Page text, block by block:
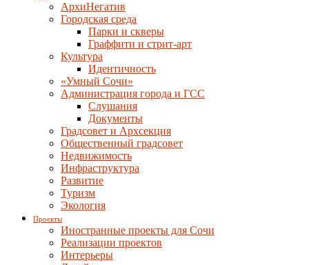
АрхиНегатив
Городская среда
Парки и скверы
Граффити и стрит-арт
Культура
Идентичность
«Умный Сочи»
Администрация города и ГСС
Слушания
Документы
Градсовет и Архсекция
Общественный градсовет
Недвижимость
Инфраструктура
Развитие
Туризм
Экология
Проекты
Иностранные проекты для Сочи
Реализации проектов
Интерьеры